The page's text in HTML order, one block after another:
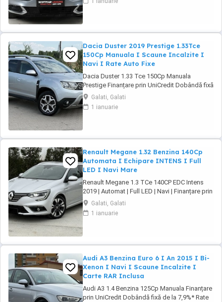
Garanție inclusă pentru autoturismele eligibile
Dacia Duster 2019 Prestige 1.33Tce
150Cp Manuala I Scaune Incalzite I
Navi I Rate Auto Fixe
Dacia Duster 1.33 Tce 150Cp Manuala
Prestige Finanțare prin UniCredit Dobândă fixă
de la 7,9%* Rate fixe pe toată perioada
finanțării Aprobare rapidă Garanție inclusă
pentru autoturismele eligibile Transport la
Galati, Galati
1 ianuarie
Renault Megane 1.32 Benzina 140Cp
Automata I Echipare INTENS I Full
LED I Navi Mare
Renault Megane 1.3 TCe 140CP EDC Intens
2019 | Automat | Full LED | Navi | Finanțare prin
UniCredit Dobândă fixă de la 7,9%* Rate fixe
pe toată perioada finanțării Aprobare rapidă
Garanție inclusă pentru autoturismele eligibile
Galati, Galati
1 ianuarie
Audi A3 Benzina Euro 6 I An 2015 I Bi-
Xenon I Navi I Scaune Incalzite I
Carte RAR Inclusa
Audi A3 1.4 Benzina 125Cp Manuala Finanțare
prin UniCredit Dobândă fixă de la 7,9%* Rate